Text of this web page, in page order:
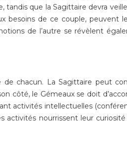
que la Sagittaire devra
besoins de ce couple, peuvent
de l’autre se révèlent
chacun. La Sagittaire peut
côté, le Gémeaux se doit
activités intellectuelles
activités nourrissent leur